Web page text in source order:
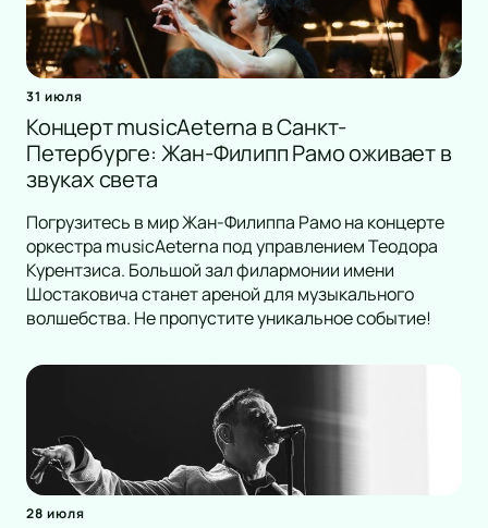
31 июля
Концерт musicAeterna в Санкт-
Петербурге: Жан-Филипп Рамо оживает в
звуках света
Погрузитесь в мир Жан-Филиппа Рамо на концерте
оркестра musicAeterna под управлением Теодора
Курентзиса. Большой зал филармонии имени
Шостаковича станет ареной для музыкального
волшебства. Не пропустите уникальное событие!
28 июля